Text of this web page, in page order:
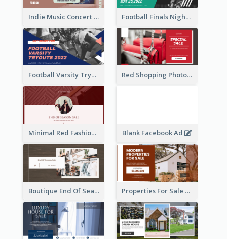
Indie Music Concert Facebook Ad Football Finals Night Watching Facebook Ad
Football Varsity Tryouts Sports Facebook Ad Red Shopping Photo Special Sale Facebook Ad
Minimal Red Fashion Photo Sale Facebook Ad Blank Facebook Ad
Boutique End Of Season Sale Facebook Ad Properties For Sale Facebook Ad